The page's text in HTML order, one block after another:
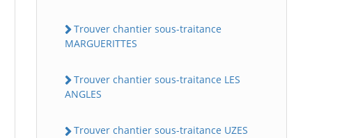
Trouver chantier sous-traitance
MARGUERITTES
Trouver chantier sous-traitance LES
ANGLES
Trouver chantier sous-traitance UZES